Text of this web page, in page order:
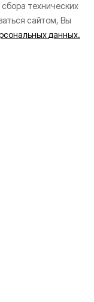
технических
сайтом, Вы
данных.
из